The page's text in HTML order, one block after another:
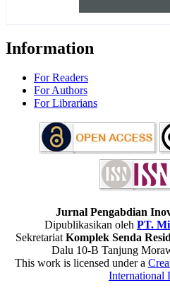
Information
For Readers
For Authors
For Librarians
Jurnal Pengabdian
Dipublikasikan oleh PT.
SekretariatKomplek Senda
Dalu 10-B Tanjung
This work is licensed under a
International